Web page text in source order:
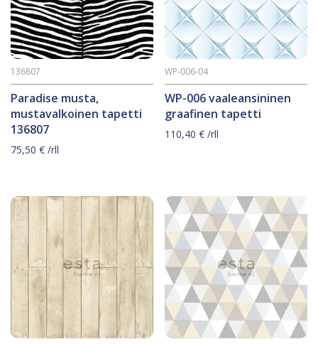
Paradise musta,
mustavalkoinen tapetti
136807
136807
75,50 € /rll
WP-006 vaaleansininen
graafinen tapetti
WP-006-04
110,40€ /rll